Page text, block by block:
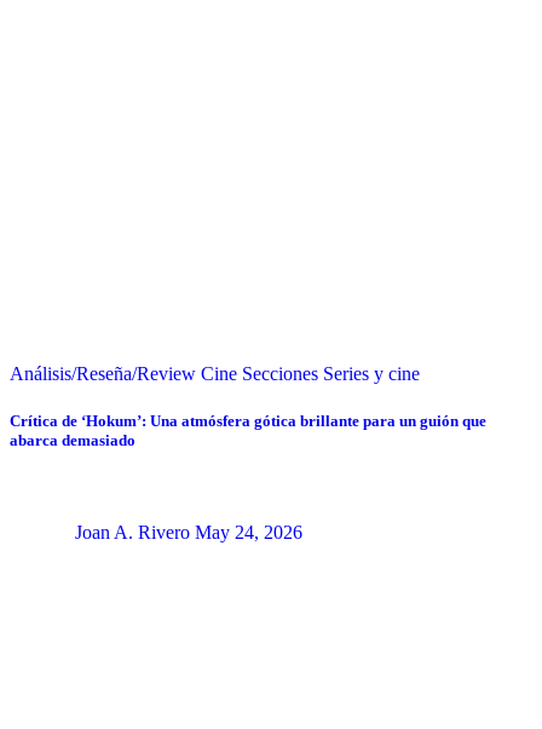
Análisis/Reseña/Review Cine Secciones Series y cine
Crítica de ‘Hokum’: Una atmósfera gótica brillante para un guión que
abarca demasiado
Joan A. Rivero May 24, 2026